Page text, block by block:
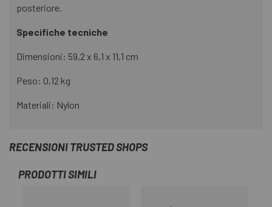
posteriore.
Specifiche tecniche
Dimensioni: 59,2 x 6,1 x 11,1 cm
Peso: 0,12 kg
Materiali: Nylon
RECENSIONI TRUSTED SHOPS
PRODOTTI SIMILI